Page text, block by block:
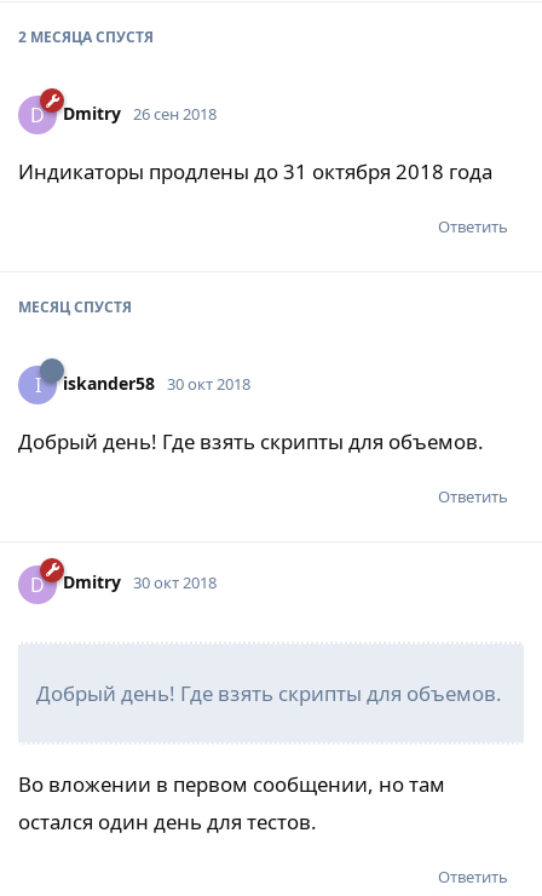
2 МЕСЯЦАСПУСТЯ
D Dmitry 26 сен 2018
Индикаторы продлены до 31 октября 2018 года
Ответить
МЕСЯЦСПУСТЯ
I iskander58 30 окт 2018
Добрый день! Где взять скрипты для объемов.
Ответить
D Dmitry 30 окт 2018
Добрый день! Где взять скрипты для объемов.
Во вложении в первом сообщении, но там
остался один день для тестов.
Ответить